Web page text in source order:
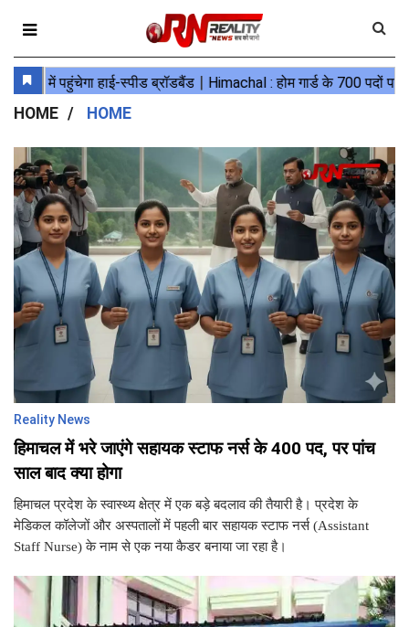
HOME HOME
Reality News
हिमाचल में भरे जाएंगे सहायक स्टाफ नर्स के 400 पद, पर पांच
साल बाद क्या होगा
हिमाचल प्रदेश के स्वास्थ्य क्षेत्र में एक बड़े बदलाव की तैयारी है। प्रदेश के
मेडिकल कॉलेजों और अस्पतालों में पहली बार सहायक स्टाफ नर्स (Assistant
Staff Nurse) के नाम से एक नया कैडर बनाया जा रहा है।